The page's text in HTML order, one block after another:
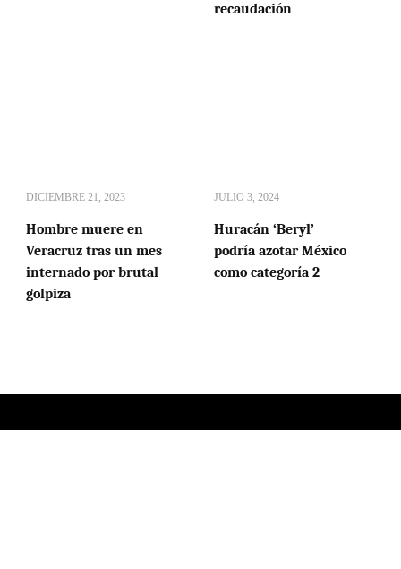
recaudación
DICIEMBRE 21, 2023
Hombre muere en
Veracruz tras un mes
internado por brutal
golpiza
JULIO 3, 2024
Huracán ‘Beryl’
podría azotar México
como categoría 2